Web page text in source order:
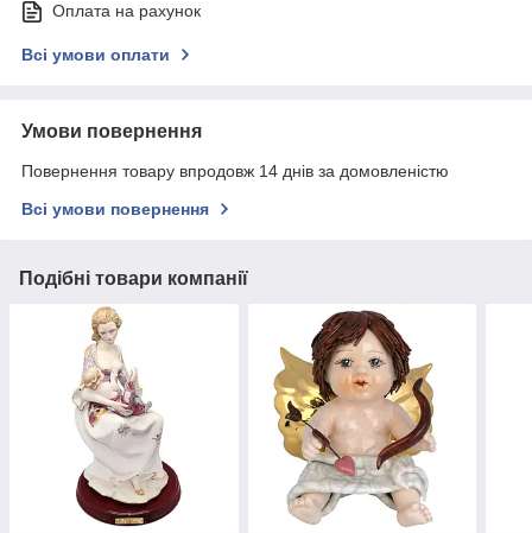
Оплата на рахунок
Всі умови оплати
Умови повернення
Повернення товару впродовж 14 днів за домовленістю
Всі умови повернення
Подібні товари компанії